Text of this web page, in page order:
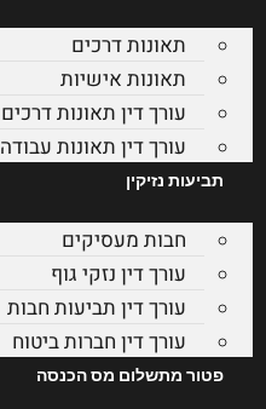
תאונות דרכים
תאונות אישיות
עורך דין תאונות דרכים
עורך דין תאונות עבודה
תביעות נזיקין
חבות מעסיקים
עורך דין נזקי גוף
עורך דין תביעות חבות
עורך דין חברות ביטוח
פטור מתשלום מס הכנסה